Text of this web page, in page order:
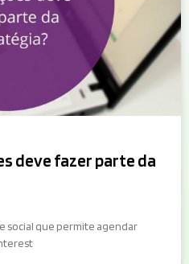
deve fazer parte da
social que permite agendar